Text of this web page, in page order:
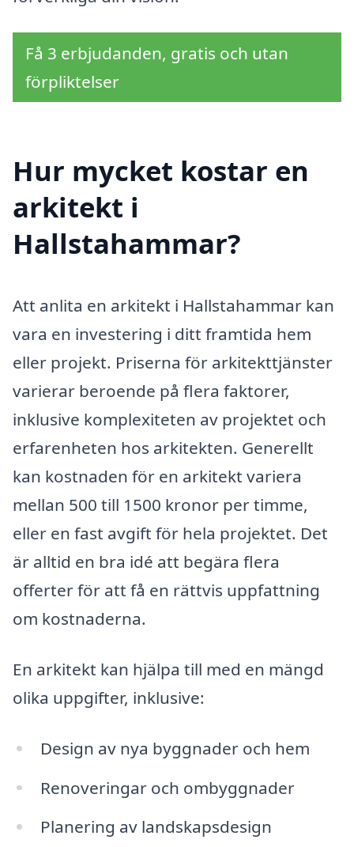
Få 3 erbjudanden, gratis och utan
förpliktelser
Hur mycket kostar en
arkitekt i
Hallstahammar?
Att anlita en arkitekt i Hallstahammar kan
vara en investering i ditt framtida hem
eller projekt. Priserna för arkitekttjänster
varierar beroende på flera faktorer,
inklusive komplexiteten av projektet och
erfarenheten hos arkitekten. Generellt
kan kostnaden för en arkitekt variera
mellan 500 till 1500 kronor per timme,
eller en fast avgift för hela projektet. Det
är alltid en bra idé att begära flera
offerter för att få en rättvis uppfattning
om kostnaderna.
En arkitekt kan hjälpa till med en mängd
olika uppgifter, inklusive:
Design av nya byggnader och hem
Renoveringar och ombyggnader
Planering av landskapsdesign